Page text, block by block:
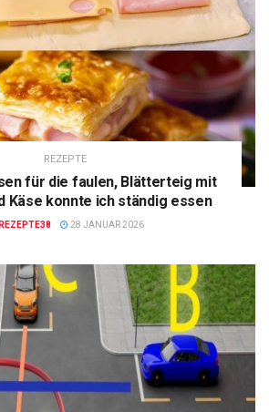
REZEPTE
für die faulen, Blätterteig mit
Käse konnte ich ständig essen
REZEPTE38 28 JANUAR 2026